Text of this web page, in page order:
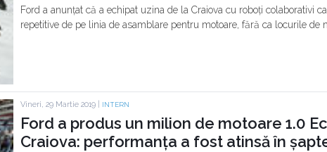
Ford a anunțat că a echipat uzina de la Craiova cu roboți colaborativi
repetitive de pe linia de asamblare pentru motoare, fără ca locurile de
Vineri, 29 Martie 2019 | INTERN
Ford a produs un milion de motoare 1.0
Craiova: performanța a fost atinsă în